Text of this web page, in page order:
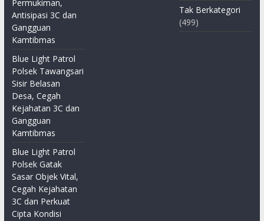
Permukiman,
Antisipasi 3C dan
Gangguan
Kamtibmas
Blue Light Patrol
Polsek Tawangsari
Sisir Belasan
Desa, Cegah
Kejahatan 3C dan
Gangguan
Kamtibmas
Blue Light Patrol
Polsek Gatak
Sasar Objek Vital,
Cegah Kejahatan
3C dan Perkuat
Cipta Kondisi
Tak Berkategori
(499)